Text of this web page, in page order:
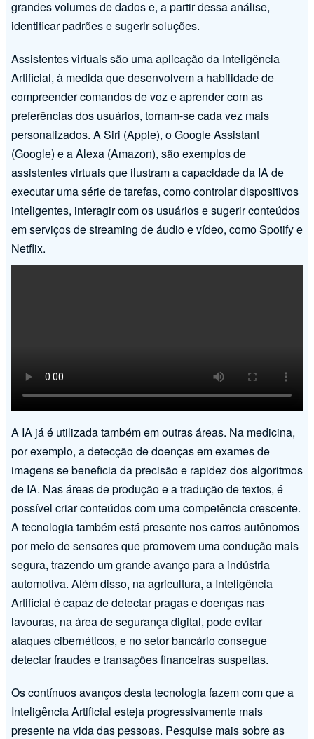
grandes volumes de dados e, a partir dessa análise,
identificar padrões e sugerir soluções.
Assistentes virtuais são uma aplicação da Inteligência
Artificial, à medida que desenvolvem a habilidade de
compreender comandos de voz e aprender com as
preferências dos usuários, tornam-se cada vez mais
personalizados. A Siri (Apple), o Google Assistant
(Google) e a Alexa (Amazon), são exemplos de
assistentes virtuais que ilustram a capacidade da IA de
executar uma série de tarefas, como controlar dispositivos
inteligentes, interagir com os usuários e sugerir conteúdos
em serviços de streaming de áudio e vídeo, como Spotify e
Netflix.
A IA já é utilizada também em outras áreas. Na medicina,
por exemplo, a detecção de doenças em exames de
imagens se beneficia da precisão e rapidez dos algoritmos
de IA. Nas áreas de produção e a tradução de textos, é
possível criar conteúdos com uma competência crescente.
A tecnologia também está presente nos carros autônomos
por meio de sensores que promovem uma condução mais
segura, trazendo um grande avanço para a indústria
automotiva. Além disso, na agricultura, a Inteligência
Artificial é capaz de detectar pragas e doenças nas
lavouras, na área de segurança digital, pode evitar
ataques cibernéticos, e no setor bancário consegue
detectar fraudes e transações financeiras suspeitas.
Os contínuos avanços desta tecnologia fazem com que a
Inteligência Artificial esteja progressivamente mais
presente na vida das pessoas. Pesquise mais sobre as